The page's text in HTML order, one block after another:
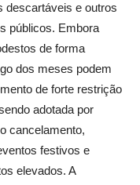
descartáveis e outros
públicos. Embora
de forma
dos meses podem
de forte restrição
adotada por
cancelamento,
festivos e
elevados. A